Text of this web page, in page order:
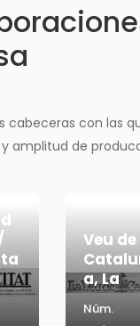
cabeceras con las
amplitud de
Veu de
a, La
Núm.